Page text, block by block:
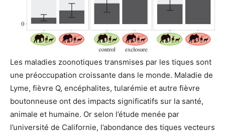
Les maladies zoonotiques transmises par les tiques sont
une préoccupation croissante dans le monde. Maladie de
Lyme, fièvre Q, encéphalites, tularémie et autre fièvre
boutonneuse ont des impacts significatifs sur la santé,
animale et humaine. Or selon l’étude menée par
l’université de Californie, l’abondance des tiques vecteurs